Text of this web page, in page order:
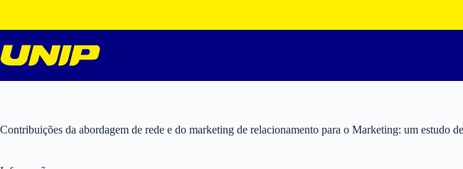
o
conteúdo
Contribuições da abordagem de rede e do marketing de relacionamento para o Marketing: um estudo